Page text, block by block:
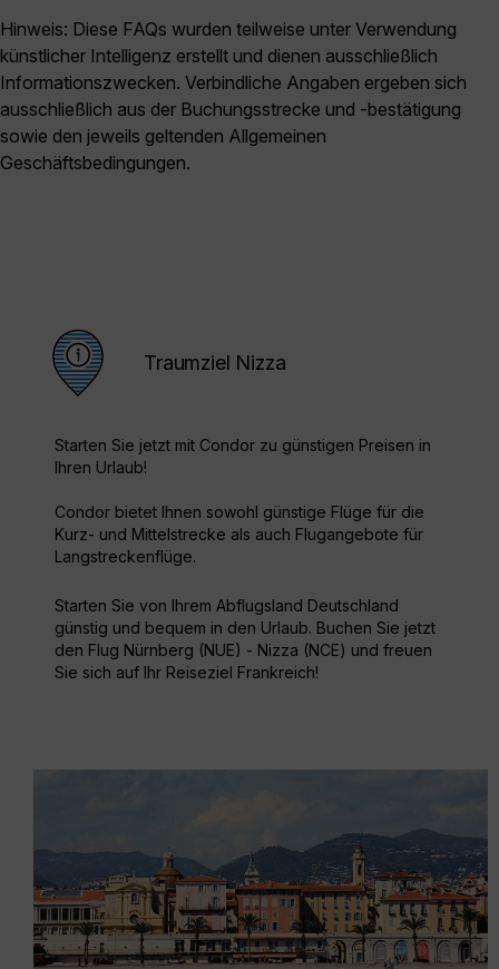
Hinweis: Diese FAQs wurden teilweise unter Verwendung
künstlicher Intelligenz erstellt und dienen ausschließlich
Informationszwecken. Verbindliche Angaben ergeben sich
ausschließlich aus der Buchungsstrecke und -bestätigung
sowie den jeweils geltenden Allgemeinen
Geschäftsbedingungen.
Traumziel Nizza
Starten Sie jetzt mit Condor zu günstigen Preisen in
Ihren Urlaub!
Condor bietet Ihnen sowohl günstige Flüge für die
Kurz- und Mittelstrecke als auch Flugangebote für
Langstreckenflüge.
Starten Sie von Ihrem Abflugsland Deutschland
günstig und bequem in den Urlaub. Buchen Sie jetzt
den Flug Nürnberg (NUE) - Nizza (NCE) und freuen
Sie sich auf Ihr Reiseziel Frankreich!